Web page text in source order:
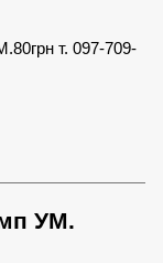
т. 097-709-
УМ.